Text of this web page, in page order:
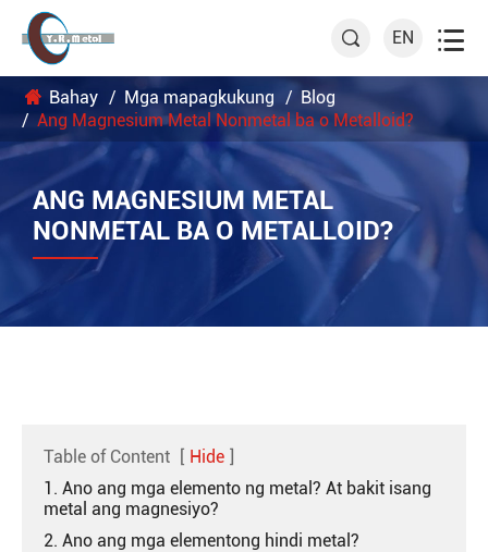
 EN 
Bahay Mga mapagkukung
Blog
Ang Magnesium Metal Nonmetal ba o Metalloid?
ANG MAGNESIUM METAL
NONMETAL BA O METALLOID?
Table of Content [ Hide ]
1. Ano ang mga elemento ng metal? At bakit isang
metal ang magnesiyo?
2. Ano ang mga elementong hindi metal?